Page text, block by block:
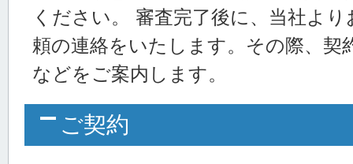
ください。 審査完了後に、当社よ
頼の連絡をいたします。その際、契
などをご案内します。
ご契約